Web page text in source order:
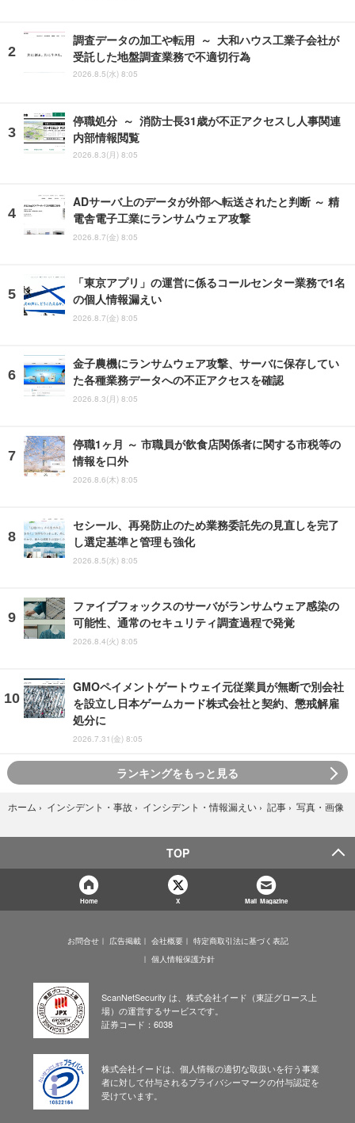
調査データの加工や転用 ～ 大和ハウス工業子会社が
受託した地盤調査業務で不適切行為
2026.8.5(水) 8:05
停職処分 ～ 消防士長31歳が不正アクセスし人事関連
内部情報閲覧
2026.8.3(月) 8:05
ADサーバ上のデータが外部へ転送されたと判断 ～ 精
電舎電子工業にランサムウェア攻撃
2026.8.7(金) 8:05
「東京アプリ」の運営に係るコールセンター業務で1名
の個人情報漏えい
2026.8.7(金) 8:05
金子農機にランサムウェア攻撃、サーバに保存してい
た各種業務データへの不正アクセスを確認
2026.8.3(月) 8:05
停職1ヶ月 ～ 市職員が飲食店関係者に関する市税等の
情報を口外
2026.8.6(木) 8:05
セシール、再発防止のため業務委託先の見直しを完了
し選定基準と管理も強化
2026.8.5(水) 8:05
ファイブフォックスのサーバがランサムウェア感染の
可能性、通常のセキュリティ調査過程で発覚
2026.8.4(火) 8:05
GMOペイメントゲートウェイ元従業員が無断で別会社
を設立し日本ゲームカード株式会社と契約、懲戒解雇
処分に
2026.7.31(金) 8:05
ランキングをもっと見る
ホーム › インシデント・事故 › インシデント・情報漏えい › 記事 › 写真・画像
TOP
Home X Mail Magazine
お問合せ 広告掲載 会社概要
特定商取引法に基づく表記
個人情報保護方針
ScanNetSecurity は、株式会社イード（東証グロース上
場）の運営するサービスです。
証券コード：6038
株式会社イードは、個人情報の適切な取扱いを行う事業
者に対して付与されるプライバシーマークの付与認定を
受けています。